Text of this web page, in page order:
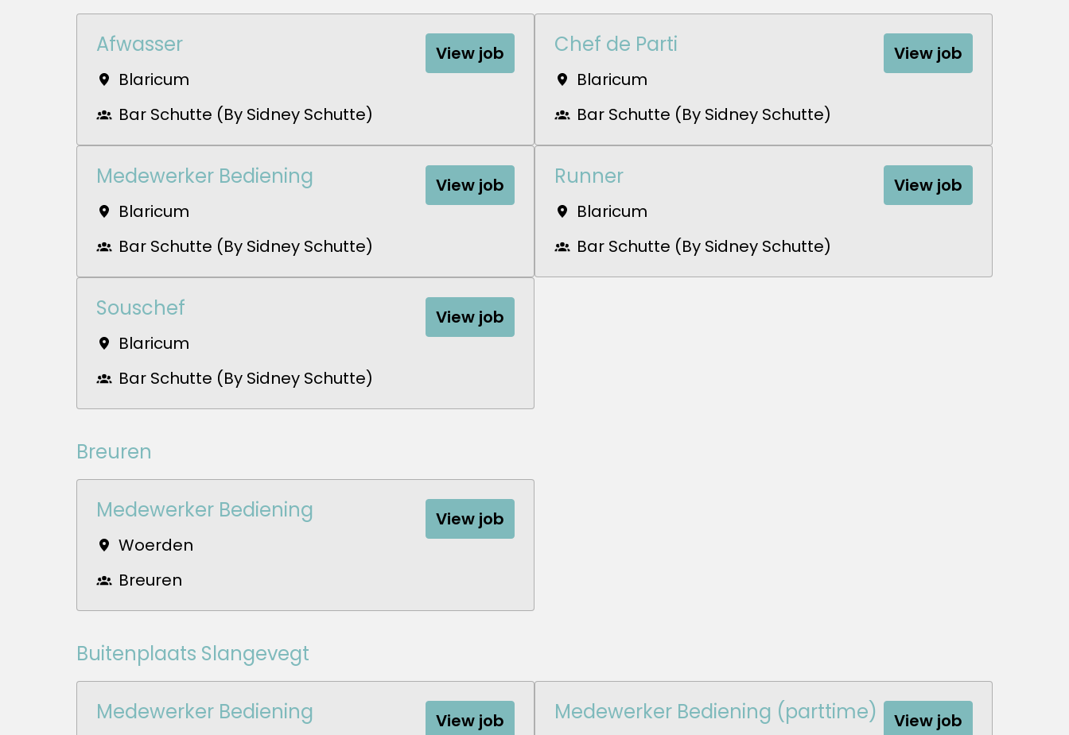
Afwasser
Blaricum
Bar Schutte (By Sidney Schutte)
View job Chef de Parti
Blaricum
Bar Schutte (By Sidney Schutte)
View job
Medewerker Bediening
Blaricum
Bar Schutte (By Sidney Schutte)
View job Runner
Blaricum
Bar Schutte (By Sidney Schutte)
View job
Souschef
Blaricum
Bar Schutte (By Sidney Schutte)
View job
Breuren
Medewerker Bediening
Woerden
Breuren
View job
Buitenplaats Slangevegt
Medewerker Bediening View job Medewerker Bediening (parttime) View job